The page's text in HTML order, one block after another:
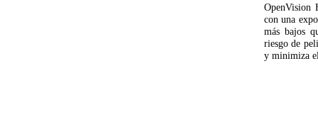
OpenVision
con una
más bajos
riesgo de
y minimiza